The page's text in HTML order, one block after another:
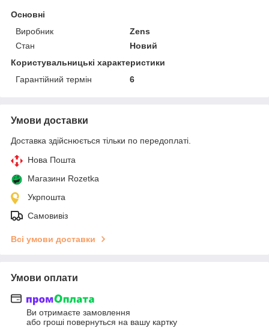
Основні
Виробник
Zens
Стан
Новий
Користувальницькі характеристики
Гарантійний термін
6
Умови доставки
Доставка здійснюється тільки по передоплаті.
Нова Пошта
Магазини Rozetka
Укрпошта
Самовивіз
Всі умови доставки
Умови оплати
Ви отримаєте замовлення
або гроші повернуться на вашу картку